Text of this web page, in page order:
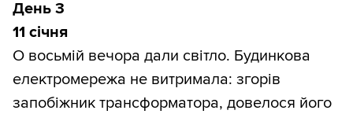
День 3
11 січня
О восьмій вечора дали світло. Будинкова
електромережа не витримала: згорів
запобіжник трансформатора, довелося його